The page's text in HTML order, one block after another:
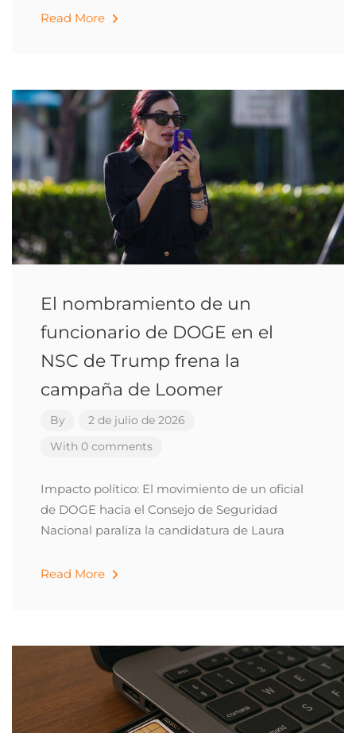
Read More
El nombramiento de un
funcionario de DOGE en el
NSC de Trump frena la
campaña de Loomer
By
2 de julio de 2026
With 0 comments
Impacto político: El movimiento de un oficial
de DOGE hacia el Consejo de Seguridad
Nacional paraliza la candidatura de Laura
Read More